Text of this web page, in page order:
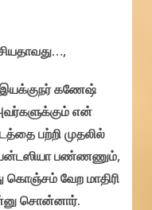
கணேஷ்
என்
பற்றி முதலில்
பண்ணணும்,
கொஞ்சம் வேற மாதிரி
சொன்னார்.